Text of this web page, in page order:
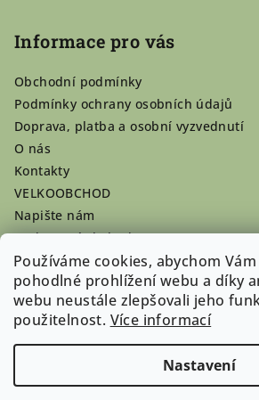
Používáme cookies, abychom
pohodlné prohlížení webu a díky
webu neustále zlepšovali jeho
použitelnost. Více informací
Nastavení
Informace pro vás
Obchodní podmínky
Podmínky ochrany osobních údajů
Doprava, platba a osobní vyzvednutí
O nás
Kontakty
VELKOOBCHOD
Napište nám
Hodnocení obchodu
Registrace se vyplatí!
Pamlsky na míru
Nepřevzaté dobírky
Copyright 2026Doghouse-shop.cz